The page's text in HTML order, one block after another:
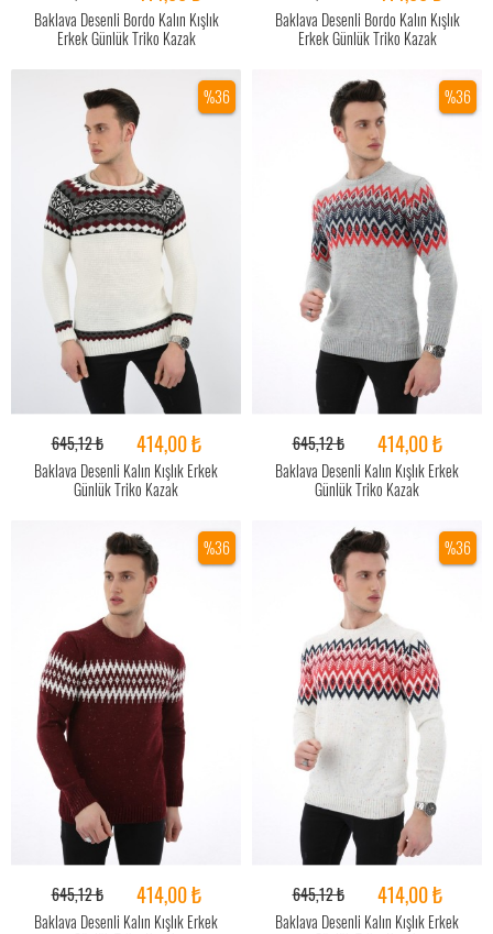
Baklava Desenli Bordo Kalın Kışlık
Erkek Günlük Triko Kazak
Baklava Desenli Bordo Kalın Kışlık
Erkek Günlük Triko Kazak
%36
645,12 ₺ 414,00 ₺
Baklava Desenli Kalın Kışlık Erkek
Günlük Triko Kazak
%36
645,12 ₺ 414,00 ₺
Baklava Desenli Kalın Kışlık Erkek
Günlük Triko Kazak
%36
645,12 ₺ 414,00 ₺
Baklava Desenli Kalın Kışlık Erkek
%36
645,12 ₺ 414,00 ₺
Baklava Desenli Kalın Kışlık Erkek